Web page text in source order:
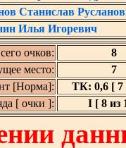
Станислав
Илья Игоревич
очков:
8
место:
7
[Норма]:
ТК: 0,6 [ 7
[ очки ]:
I [ 8 из